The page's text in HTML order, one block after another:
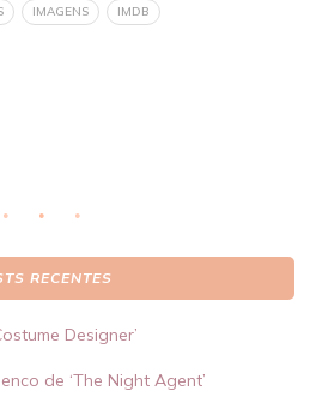
IMAGENS IMDB
RECENTES
Designer’
de ‘The Night Agent’